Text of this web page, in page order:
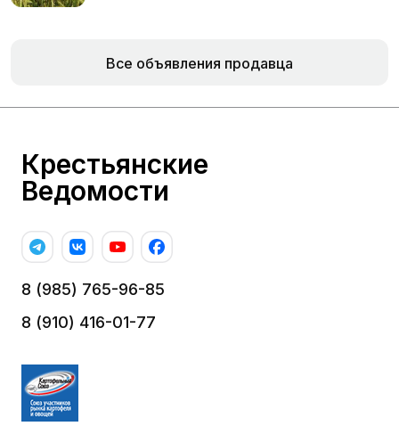
Все объявления продавца
Крестьянские
Ведомости
8 (985) 765-96-85
8 (910) 416-01-77